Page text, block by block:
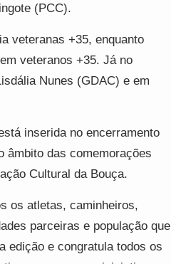
(PCC).
veteranas +35, enquanto
veteranos +35. Já no
Nunes (GDAC) e em
inserida no encerramento
âmbito das comemorações
Cultural da Bouça.
os atletas, caminheiros,
parceiras e população que
edição e congratula todos os